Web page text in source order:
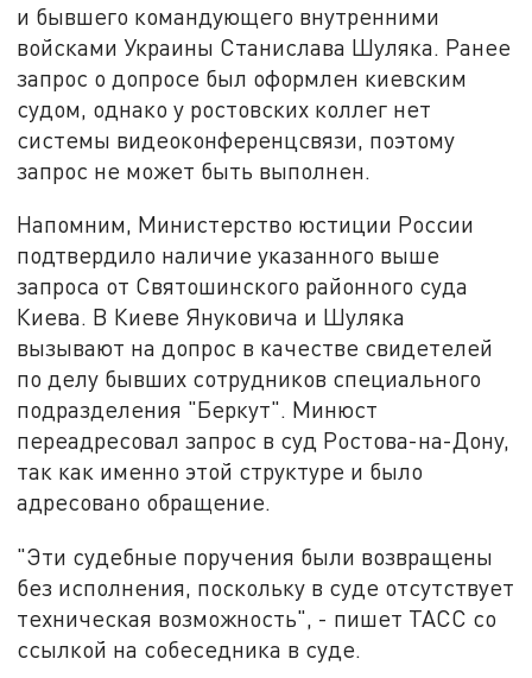
и бывшего командующего внутренними
войсками Украины Станислава Шуляка. Ранее
запрос о допросе был оформлен киевским
судом, однако у ростовских коллег нет
системы видеоконференцсвязи, поэтому
запрос не может быть выполнен.
Напомним, Министерство юстиции России
подтвердило наличие указанного выше
запроса от Святошинского районного суда
Киева. В Киеве Януковича и Шуляка
вызывают на допрос в качестве свидетелей
по делу бывших сотрудников специального
подразделения "Беркут". Минюст
переадресовал запрос в суд Ростова-на-Дону,
так как именно этой структуре и было
адресовано обращение.
"Эти судебные поручения были возвращены
без исполнения, поскольку в суде отсутствует
техническая возможность", - пишет ТАСС со
ссылкой на собеседника в суде.